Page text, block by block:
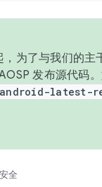
，为了与我们的主
发布源代码
android-latest-
安全